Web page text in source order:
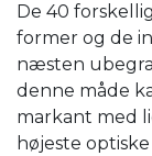
De 40
former og de
næsten
denne måde
markant med
højeste